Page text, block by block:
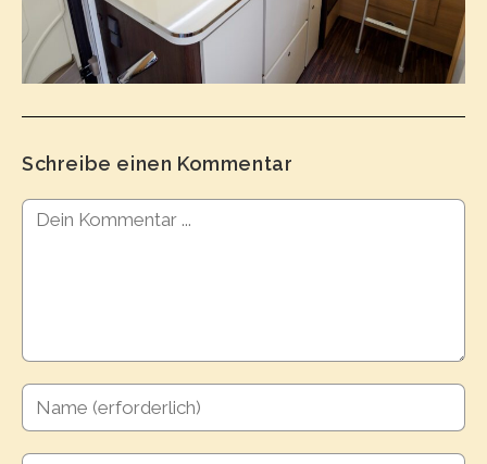
Schreibe einen Kommentar